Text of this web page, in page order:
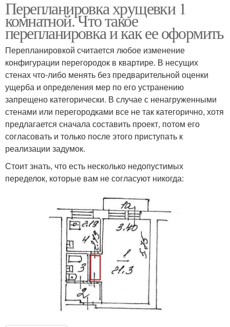
Перепланировка хрущевки 1
комнатной. Что такое
перепланировка и как ее оформить
Перепланировкой считается любое изменение
конфигурации перегородок в квартире. В несущих
стенах что-либо менять без предварительной оценки
ущерба и определения мер по его устранению
запрещено категорически. В случае с ненагруженными
стенами или перегородками все не так категорично, хотя
предлагается сначала составить проект, потом его
согласовать и только после этого приступать к
реализации задумок.
Стоит знать, что есть несколько недопустимых
переделок, которые вам не согласуют никогда: